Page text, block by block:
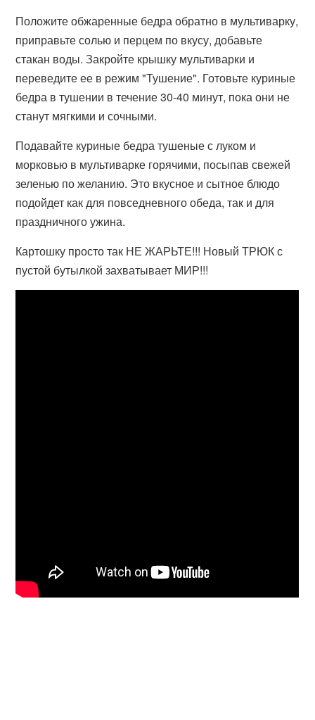
Положите обжаренные бедра обратно в мультиварку,
приправьте солью и перцем по вкусу, добавьте
стакан воды. Закройте крышку мультиварки и
переведите ее в режим "Тушение". Готовьте куриные
бедра в тушении в течение 30-40 минут, пока они не
станут мягкими и сочными.
Подавайте куриные бедра тушеные с луком и
морковью в мультиварке горячими, посыпав свежей
зеленью по желанию. Это вкусное и сытное блюдо
подойдет как для повседневного обеда, так и для
праздничного ужина.
Картошку просто так НЕ ЖАРЬТЕ!!! Новый ТРЮК с
пустой бутылкой захватывает МИР!!!